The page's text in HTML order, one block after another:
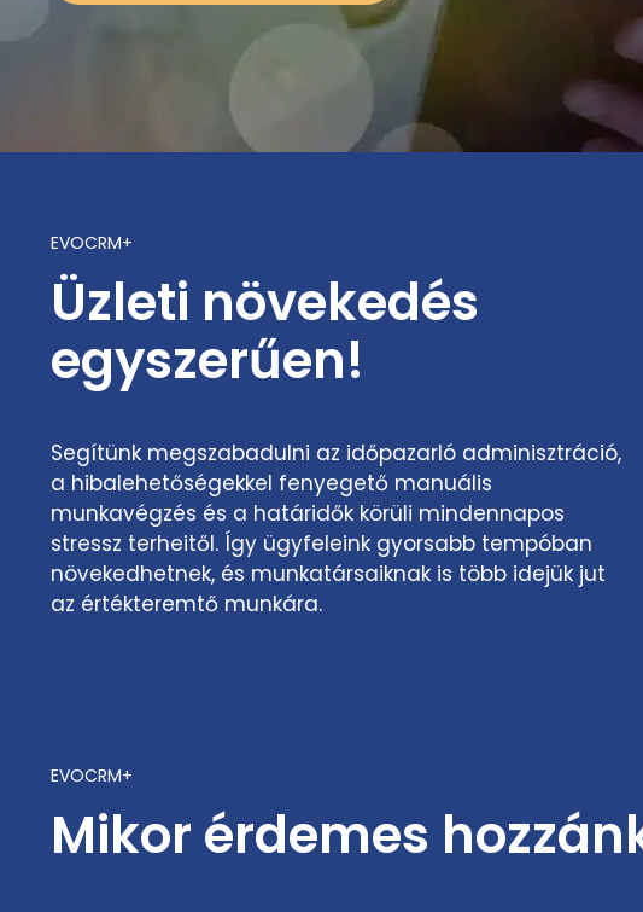
EVOCRM+
Üzleti növekedés
egyszerűen!
Segítünk megszabadulni az időpazarló adminisztráció,
a hibalehetőségekkel fenyegető manuális
munkavégzés és a határidők körüli mindennapos
stressz terheitől. Így ügyfeleink gyorsabb tempóban
növekedhetnek, és munkatársaiknak is több idejük jut
az értékteremtő munkára.
EVOCRM+
Mikor érdemes